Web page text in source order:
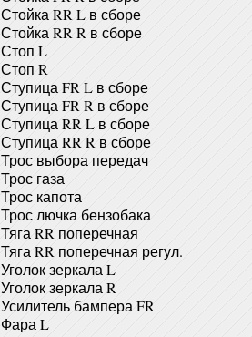
Стойка RR L в сборе
Стойка RR R в сборе
Стоп L
Стоп R
Ступица FR L в сборе
Ступица FR R в сборе
Ступица RR L в сборе
Ступица RR R в сборе
Трос выбора передач
Трос газа
Трос капота
Трос лючка бензобака
Тяга RR поперечная
Тяга RR поперечная регул.
Уголок зеркала L
Уголок зеркала R
Усилитель бампера FR
Фара L